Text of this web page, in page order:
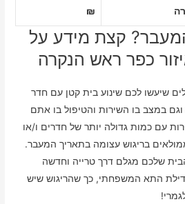
₪
קצת מידע על
כפר ראש הנקרה
שיעשו לכם שינוע בית קטן עם חדר
במצב בו השירות והטיפול בו אתם
עם כמות גדולה יותר של חדרים ו/או
בריגוש עצומה בתאריך המעבר.
שלכם מגלם דרך טרייה וחדשה
התא המשפחתי, כך שהריגוש שיש